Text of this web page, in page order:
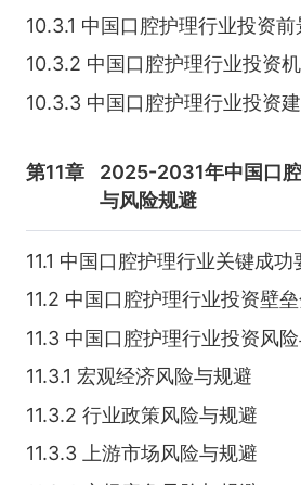
10.3.1 中国口腔护理行业投资前
10.3.2 中国口腔护理行业投资
10.3.3 中国口腔护理行业投资
第11章
2025-2031年中国口
与风险规避
11.1 中国口腔护理行业关键成
11.2 中国口腔护理行业投资壁
11.3 中国口腔护理行业投资风
11.3.1 宏观经济风险与规避
11.3.2 行业政策风险与规避
11.3.3 上游市场风险与规避